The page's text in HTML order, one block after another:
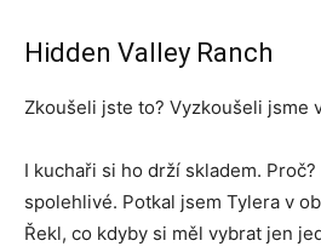
Hidden Valley Ranch
Zkoušeli jste to? Vyzkoušeli jsme
I kuchaři si ho drží skladem.
spolehlivé. Potkal jsem Tylera v
Řekl, co kdyby si měl vybrat jen